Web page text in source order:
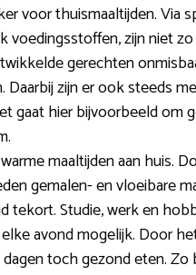
voor thuismaaltijden. Via
zijn niet
gerechten
zijn er ook steeds
hier bijvoorbeeld om
maaltijden aan huis.
gemalen- en vloeibare
tekort. Studie, werk en
avond mogelijk. Door
toch gezond eten.